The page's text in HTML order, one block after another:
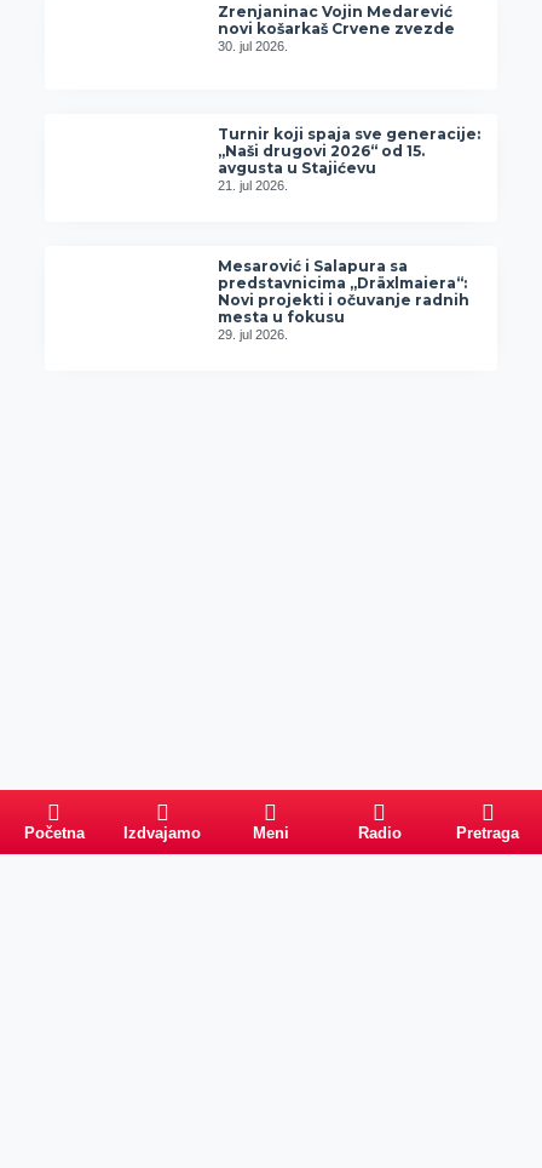
Zrenjaninac Vojin Medarević
novi košarkaš Crvene zvezde
30. jul 2026.
Turnir koji spaja sve generacije:
„Naši drugovi 2026“ od 15.
avgusta u Stajićevu
21. jul 2026.
Mesarović i Salapura sa
predstavnicima „Dräxlmaiera“:
Novi projekti i očuvanje radnih
mesta u fokusu
29. jul 2026.
Početna Izdvajamo Meni Radio Pretraga